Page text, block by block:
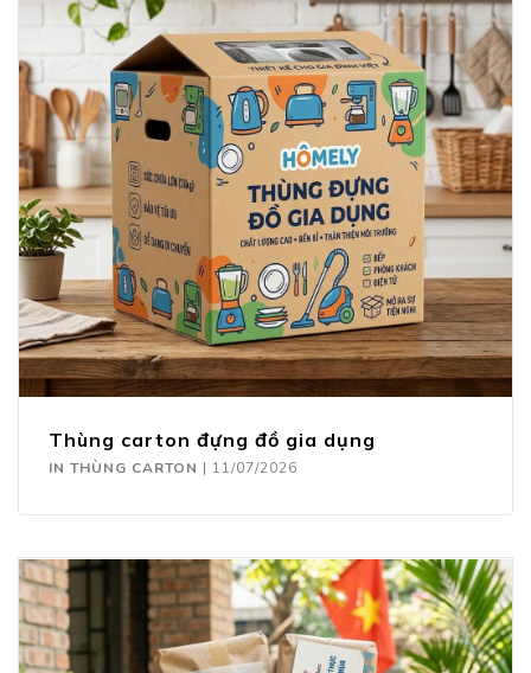
Thùng carton đựng đồ gia dụng
IN THÙNG CARTON | 11/07/2026